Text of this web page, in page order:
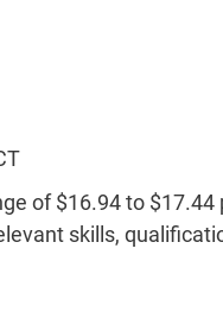
of $16.94 to
skills,